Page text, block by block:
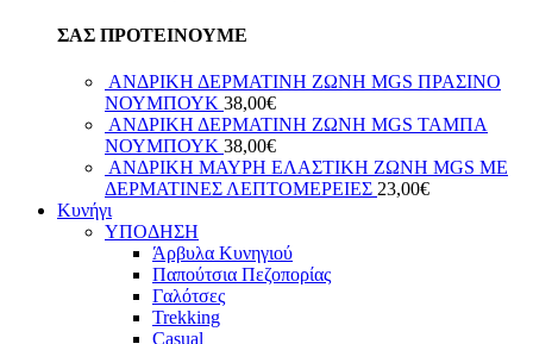
ΣΑΣ ΠΡΟΤΕΙΝΟΥΜΕ
ΑΝΔΡΙΚΗ ΔΕΡΜΑΤΙΝΗ ΖΩΝΗ MGS ΠΡΑΣΙΝΟ
ΝΟΥΜΠΟΥΚ 38,00€
ΑΝΔΡΙΚΗ ΔΕΡΜΑΤΙΝΗ ΖΩΝΗ MGS ΤΑΜΠΑ
ΝΟΥΜΠΟΥΚ 38,00€
ΑΝΔΡΙΚΗ ΜΑΥΡΗ ΕΛΑΣΤΙΚΗ ΖΩΝΗ MGS ΜΕ
ΔΕΡΜΑΤΙΝΕΣ ΛΕΠΤΟΜΕΡΕΙΕΣ 23,00€
Κυνήγι
ΥΠΟΔΗΣΗ
Άρβυλα Κυνηγιού
Παπούτσια Πεζοπορίας
Γαλότσες
Trekking
Casual